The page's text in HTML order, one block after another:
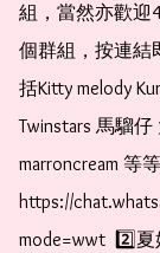
組，當然亦歡迎
個群組，按連結
括Kitty melody
Twinstars 馬騮仔
marroncream 等等
https://
mode=wwt  2️⃣